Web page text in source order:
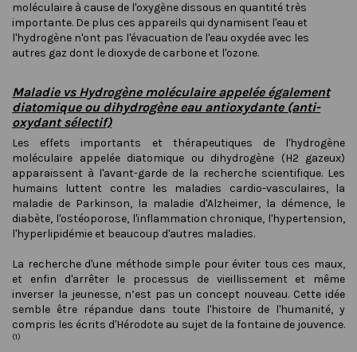
moléculaire à cause de l'oxygène dissous en quantité très
importante. De plus ces appareils qui dynamisent l'eau et
l'hydrogène n'ont pas l'évacuation de l'eau oxydée avec les
autres gaz dont le dioxyde de carbone et l'ozone.
Maladie vs Hydrogène moléculaire appelée également
diatomique ou dihydrogène eau antioxydante (anti-
oxydant sélectif)
Les effets importants et thérapeutiques de l'hydrogène
moléculaire appelée diatomique ou dihydrogène (H2 gazeux)
apparaissent à l'avant-garde de la recherche scientifique. Les
humains luttent contre les maladies cardio-vasculaires, la
maladie de Parkinson, la maladie d'Alzheimer, la démence, le
diabète, l'ostéoporose, l'inflammation chronique, l'hypertension,
l'hyperlipidémie et beaucoup d'autres maladies.
La recherche d'une méthode simple pour éviter tous ces maux,
et enfin d'arrêter le processus de vieillissement et même
inverser la jeunesse, n’est pas un concept nouveau. Cette idée
semble être répandue dans toute l'histoire de l'humanité, y
compris les écrits d'Hérodote au sujet de la fontaine de jouvence.
(1)